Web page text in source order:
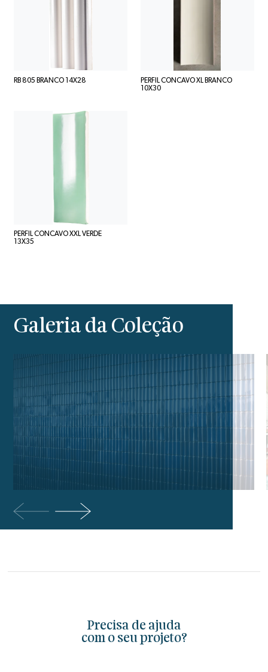
RB 805 BRANCO 14X28
PERFIL CONCAVO XL BRANCO
10X30
PERFIL CONCAVO XXL VERDE
13X35
Galeria da Coleção
Precisa de ajuda
com o seu projeto?